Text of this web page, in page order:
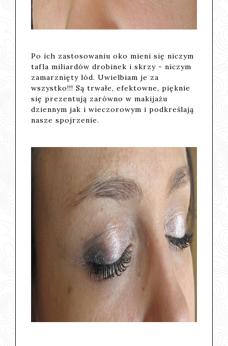
Po ich zastosowaniu oko mieni się niczym
tafla miliardów drobinek i skrzy - niczym
zamarznięty lód. Uwielbiam je za
wszystko!!! Są trwałe, efektowne, pięknie
się prezentują zarówno w makijażu
dziennym jak i wieczorowym i podkreślają
nasze spojrzenie.